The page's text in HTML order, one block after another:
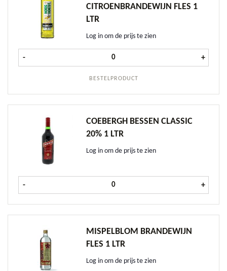
CITROENBRANDEWIJN FLES 1
LTR
Log in om de prijs te zien
BESTELPRODUCT
- Hooghoudt Citroenbrandewijn
+
COEBERGH BESSEN CLASSIC
20% 1 LTR
Log in om de prijs te zien
- Coebergh Bessen CLASSIC 20% 1
+
MISPELBLOM BRANDEWIJN
FLES 1 LTR
Log in om de prijs te zien